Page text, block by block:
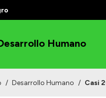
Humano
/ Desarrollo Humano / Casi